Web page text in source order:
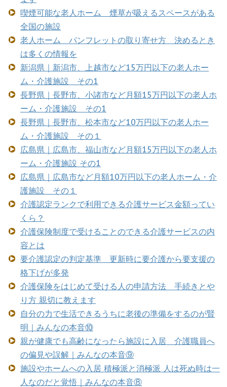
喫煙可能な老人ホーム 煙草が吸えるスペースがある
全国の施設
老人ホーム パンフレットの取り寄せ方 決めるとき
は多くの情報を
新潟県｜新潟市、上越市など15万円以下の老人ホー
ム・介護施設 その1
長野県｜長野市、小諸市など月額15万円以下の老人ホ
ーム・介護施設 その1
長野県｜長野市、松本市など10万円以下の老人ホー
ム・介護施設 その１
広島県｜広島市、福山市など月額15万円以下の老人ホ
ーム・介護施設 その1
広島県｜広島市など月額10万円以下の老人ホーム・介
護施設 その１
介護認定ランクで利用できる介護サービス金額ってい
くら？
介護保険制度で受けることのできる介護サービスの内
容とは
要介護認定の判定基準 更新時に要介護から要支援の
格下げが多発
介護保険をはじめて受ける人の申請方法 手続きとや
り方 親切に教えます
自分の力で生活できるうちに老後の準備をするのが賢
明｜みんなの本音⑩
親が健康でも高齢になったら施設に入居 介護職員へ
の偏見や誤解｜みんなの本音⑨
施設やホームへの入居 積極派と消極派 人は死ぬ時は一
人なのだと覚悟｜みんなの本音⑧